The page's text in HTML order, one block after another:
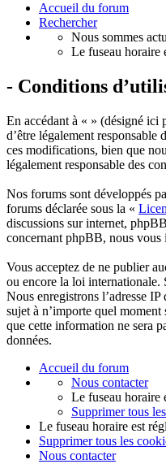
Accueil du forum
Rechercher
Nous sommes
Le fuseau horaire
- Conditions
En accédant à « » (désigné ici
d’être légalement
ces modifications, bien que
légalement responsable des
Nos forums sont développés
forums déclarée sous la «
discussions sur internet,
concernant phpBB, nous vous
Vous acceptez de ne publier
ou encore la loi internationale.
Nous enregistrons l’adresse
sujet à n’importe quel moment
que cette information ne sera
données.
Accueil du forum
Nous contacter
Le fuseau horaire
Supprimer tous
Le fuseau horaire est
Supprimer tous les
Nous contacter